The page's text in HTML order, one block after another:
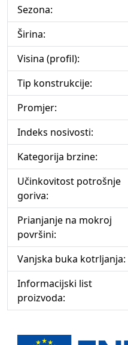
Sezona:
Širina:
Visina (profil):
Tip konstrukcije:
Promjer:
Indeks nosivosti:
Kategorija brzine:
Učinkovitost potrošnje
goriva:
Prianjanje na mokroj
površini:
Vanjska buka kotrljanja:
Informacijski list
proizvoda: